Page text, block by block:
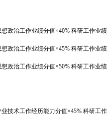
政治工作业绩分值×40% 科研工作业
政治工作业绩分值×45% 科研工作业
政治工作业绩分值×50% 科研工作业
技术工作经历能力分值×45% 科研工